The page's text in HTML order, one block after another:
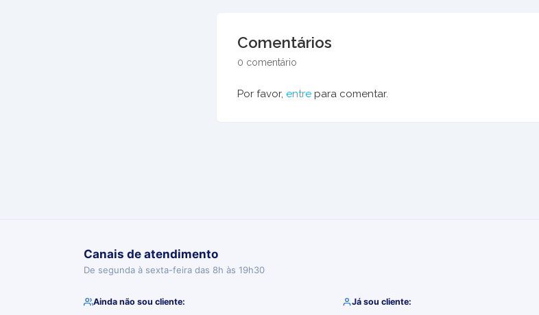
Comentários
0 comentário
Por favor, entre para comentar.
Canais de atendimento
De segunda à sexta-feira das 8h às 19h30
Ainda não sou cliente: Já sou cliente: